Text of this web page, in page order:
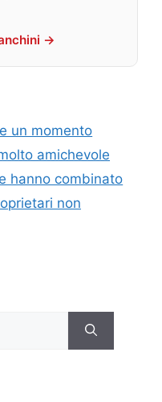
→
un momento
amichevole
hanno combinato
non